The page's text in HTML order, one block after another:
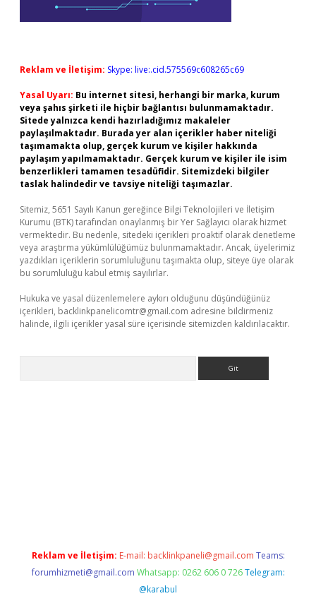
Reklam ve İletişim: Skype: live:.cid.575569c608265c69
Yasal Uyarı: Bu internet sitesi, herhangi bir marka, kurum
veya şahıs şirketi ile hiçbir bağlantısı bulunmamaktadır.
Sitede yalnızca kendi hazırladığımız makaleler
paylaşılmaktadır. Burada yer alan içerikler haber niteliği
taşımamakta olup, gerçek kurum ve kişiler hakkında
paylaşım yapılmamaktadır. Gerçek kurum ve kişiler ile isim
benzerlikleri tamamen tesadüfidir. Sitemizdeki bilgiler
taslak halindedir ve tavsiye niteliği taşımazlar.
Sitemiz, 5651 Sayılı Kanun gereğince Bilgi Teknolojileri ve İletişim
Kurumu (BTK) tarafından onaylanmış bir Yer Sağlayıcı olarak hizmet
vermektedir. Bu nedenle, sitedeki içerikleri proaktif olarak denetleme
veya araştırma yükümlülüğümüz bulunmamaktadır. Ancak, üyelerimiz
yazdıkları içeriklerin sorumluluğunu taşımakta olup, siteye üye olarak
bu sorumluluğu kabul etmiş sayılırlar.
Hukuka ve yasal düzenlemelere aykırı olduğunu düşündüğünüz
içerikleri, backlinkpanelicomtr@gmail.com adresine bildirmeniz
halinde, ilgili içerikler yasal süre içerisinde sitemizden kaldırılacaktır.
Reklam ve İletişim: E-mail: backlinkpaneli@gmail.com Teams:
forumhizmeti@gmail.com Whatsapp: 0262 606 0 726 Telegram:
@karabul